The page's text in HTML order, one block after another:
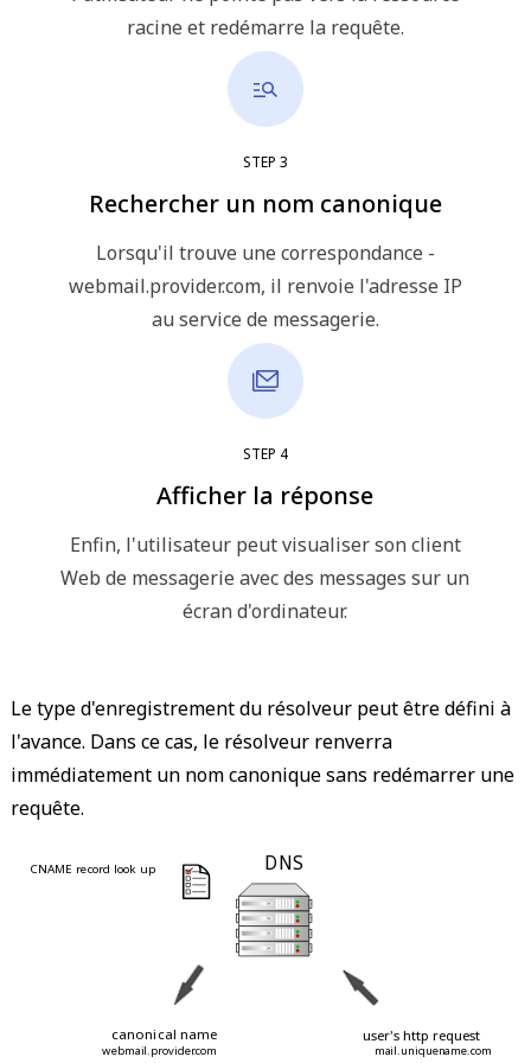
racine et redémarre la requête.
STEP 3
Rechercher un nom canonique
Lorsqu'il trouve une correspondance -
webmail.provider.com, il renvoie l'adresse IP
au service de messagerie.
STEP 4
Afficher la réponse
Enfin, l'utilisateur peut visualiser son client
Web de messagerie avec des messages sur un
écran d'ordinateur.
Le type d'enregistrement du résolveur peut être défini à
l'avance. Dans ce cas, le résolveur renverra
immédiatement un nom canonique sans redémarrer une
requête.
<
<
<
<
user's http request
mail.uniquename.com
DNS
canonical name
webmail.provider.com
CNAME record look up